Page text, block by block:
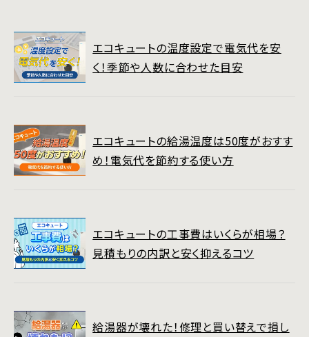
エコキュートの温度設定で電気代を安
く！季節や人数に合わせた目安
エコキュートの給湯温度は50度がおすす
め！電気代を節約する使い方
エコキュートの工事費はいくらが相場？
見積もりの内訳と安く抑えるコツ
給湯器が壊れた！修理と買い替えで損し